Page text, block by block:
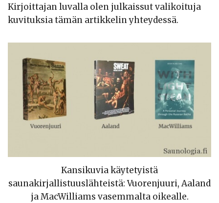
Kirjoittajan luvalla olen julkaissut valikoituja
kuvituksia tämän artikkelin yhteydessä.
Kansikuvia käytetyistä
saunakirjallistuuslähteistä: Vuorenjuuri, Aaland
ja MacWilliams vasemmalta oikealle.